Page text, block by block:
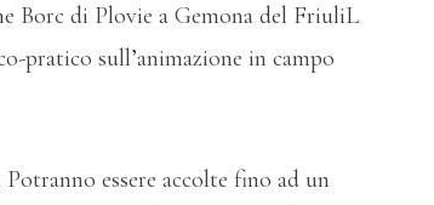
Borc di Plovie a Gemona del FriuliL
sull’animazione in campo
essere accolte fino ad un